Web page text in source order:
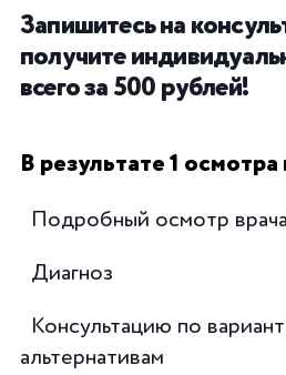
Запишитесь на
получите
всего за 500 рублей!
В результате 1
Подробный осмотр врача
Диагноз
Консультацию по
альтернативам